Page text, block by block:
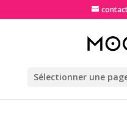
Sélectionner une